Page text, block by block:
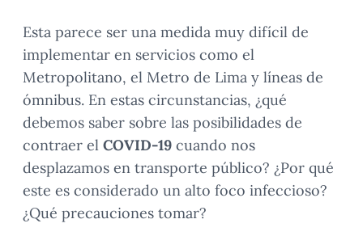
Esta parece ser una medida muy difícil de
implementar en servicios como el
Metropolitano, el Metro de Lima y líneas de
ómnibus. En estas circunstancias, ¿qué
debemos saber sobre las posibilidades de
contraer el COVID-19 cuando nos
desplazamos en transporte público? ¿Por qué
este es considerado un alto foco infeccioso?
¿Qué precauciones tomar?